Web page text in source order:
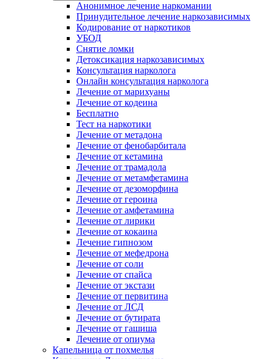
Анонимное лечение наркомании
Принудительное лечение наркозависимых
Кодирование от наркотиков
УБОД
Снятие ломки
Детоксикация наркозависимых
Консультация нарколога
Онлайн консультация нарколога
Лечение от марихуаны
Лечение от кодеина
Бесплатно
Тест на наркотики
Лечение от метадона
Лечение от фенобарбитала
Лечение от кетамина
Лечение от трамадола
Лечение от метамфетамина
Лечение от дезоморфина
Лечение от героина
Лечение от амфетамина
Лечение от лирики
Лечение от кокаина
Лечение гипнозом
Лечение от мефедрона
Лечение от соли
Лечение от спайса
Лечение от экстази
Лечение от первитина
Лечение от ЛСД
Лечение от бутирата
Лечение от гашиша
Лечение от опиума
Капельница от похмелья